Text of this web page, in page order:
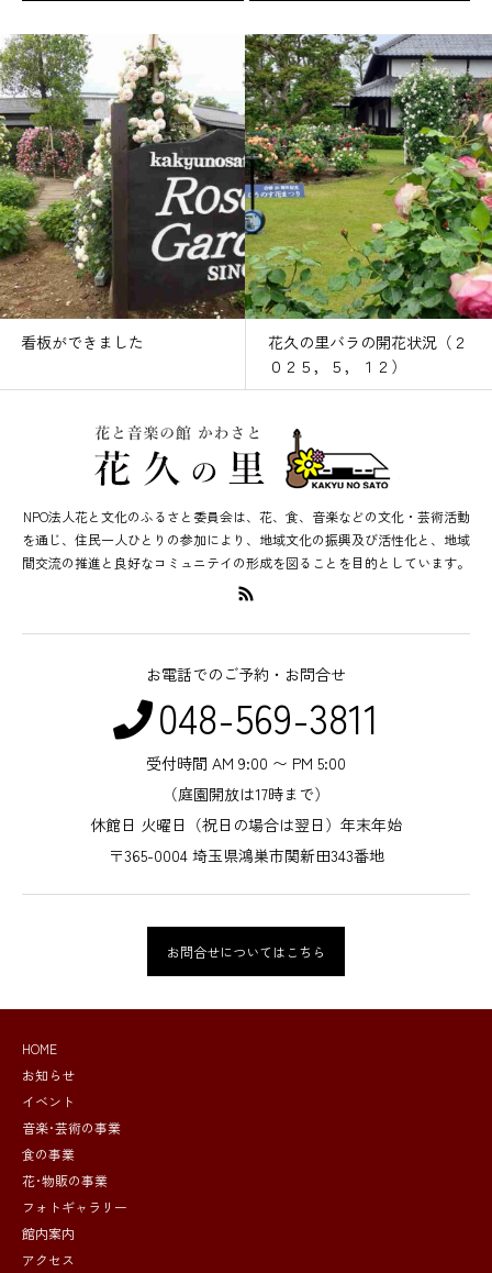
看板ができました
花久の里バラの開花状況（２
０２５，５，１２）
NPO法人花と文化のふるさと委員会は、花、食、音楽などの文化・芸術活動
を通じ、住民一人ひとりの参加により、地域文化の振興及び活性化と、地域
間交流の推進と良好なコミュニテイの形成を図ることを目的としています。
お電話でのご予約・お問合せ
048-569-3811
受付時間 AM 9:00 〜 PM 5:00
（庭園開放は17時まで）
休館日 火曜日（祝日の場合は翌日）年末年始
〒365-0004 埼玉県鴻巣市関新田343番地
お問合せについてはこちら
HOME
お知らせ
イベント
音楽･芸術の事業
食の事業
花･物販の事業
フォトギャラリー
館内案内
アクセス